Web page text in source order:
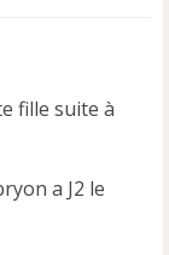
fille suite à
a J2 le